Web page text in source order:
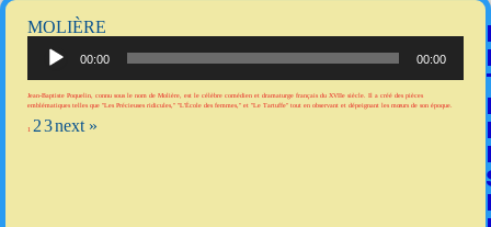
MOLIÈRE
00:00 00:00
Jean-Baptiste Poquelin, connu sous le nom de Molière, est le célèbre comédien et dramaturge français du XVIIe siècle. Il a créé des pièces
emblématiques telles que "Les Précieuses ridicules," "L'École des femmes," et "Le Tartuffe" tout en observant et dépeignant les mœurs de son époque.
1 23next »